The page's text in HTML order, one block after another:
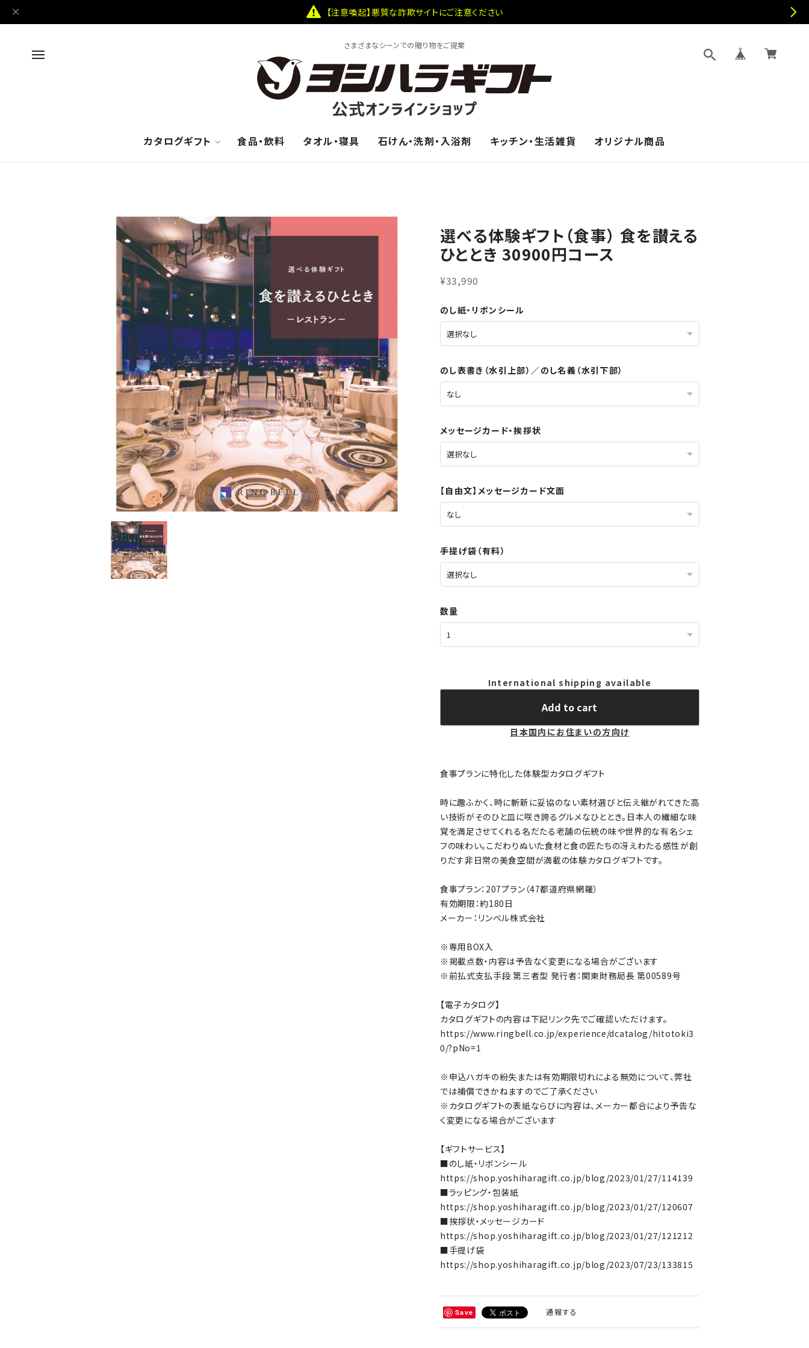
【注意喚起】悪質な詐欺サイトにご注意ください
さまざまなシーンでの贈り物をご提案
カタログギフト 食品・飲料 タオル・寝具 石けん・洗剤・入浴剤 キッチン・生活雑貨 オリジナル商品
選べる体験ギフト（食事） 食を讃える
ひととき 30900円コース
¥33,990
のし紙・リボンシール
のし表書き（水引上部）／のし名義（水引下部）
メッセージカード・挨拶状
【自由文】メッセージカード文面
手提げ袋（有料）
数量
International shipping available
Add to cart
日本国内にお住まいの方向け
食事プランに特化した体験型カタログギフト
時に趣ふかく、時に斬新に妥協のない素材選びと伝え継がれてきた高
い技術がそのひと皿に咲き誇るグルメなひととき。日本人の繊細な味
覚を満足させてくれる名だたる老舗の伝統の味や世界的な有名シェ
フの味わい。こだわりぬいた食材と食の匠たちの冴えわたる感性が創
りだす非日常の美食空間が満載の体験カタログギフトです。
食事プラン：207プラン（47都道府県網羅）
有効期限：約180日
メーカー：リンベル株式会社
※専用BOX入
※掲載点数・内容は予告なく変更になる場合がございます
※前払式支払手段 第三者型 発行者：関東財務局長 第00589号
【電子カタログ】
カタログギフトの内容は下記リンク先でご確認いただけます。
https://www.ringbell.co.jp/experience/dcatalog/hitotoki3
0/?pNo=1
※申込ハガキの紛失または有効期限切れによる無効について、弊社
では補償できかねますのでご了承ください
※カタログギフトの表紙ならびに内容は、メーカー都合により予告な
く変更になる場合がございます
【ギフトサービス】
■のし紙・リボンシール
https://shop.yoshiharagift.co.jp/blog/2023/01/27/114139
■ラッピング・包装紙
https://shop.yoshiharagift.co.jp/blog/2023/01/27/120607
■挨拶状・メッセージカード
https://shop.yoshiharagift.co.jp/blog/2023/01/27/121212
■手提げ袋
https://shop.yoshiharagift.co.jp/blog/2023/07/23/133815
Save 通報する